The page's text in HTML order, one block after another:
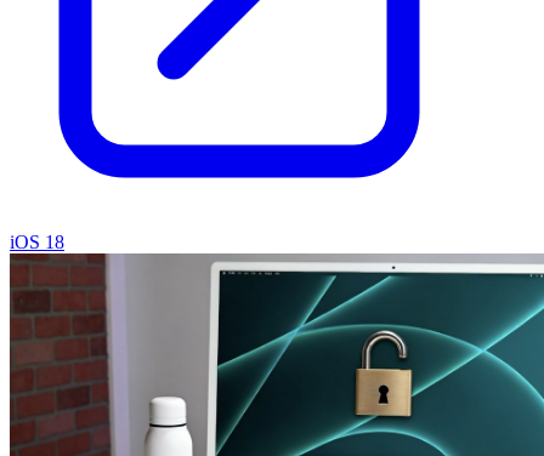
iOS 18